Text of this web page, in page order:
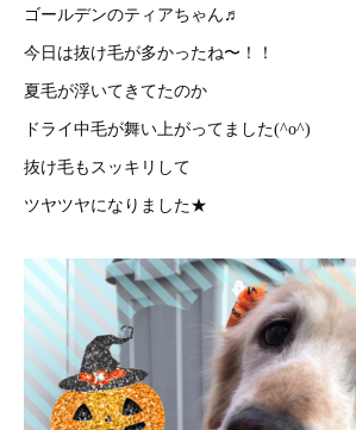
ゴールデンのティアちゃん♬
今日は抜け毛が多かったね〜！！
夏毛が浮いてきてたのか
ドライ中毛が舞い上がってました(^o^)
抜け毛もスッキリして
ツヤツヤになりました★